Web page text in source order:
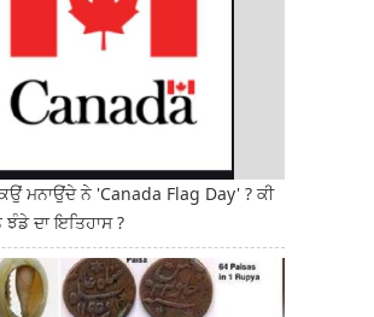
ਮਨਾਉਂਦੇ ਨੇ 'Canada Flag Day' ? ਕੀ
ਦਾ ਇਤਿਹਾਸ ?